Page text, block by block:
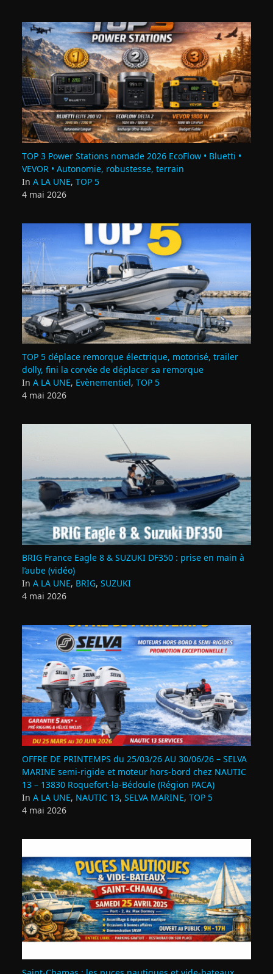
TOP 3 Power Stations nomade 2026 EcoFlow • Bluetti •
VEVOR • Autonomie, robustesse, terrain
In A LA UNE, TOP 5
4 mai 2026
TOP 5 déplace remorque électrique, motorisé, trailer
dolly, fini la corvée de déplacer sa remorque
In A LA UNE, Evènementiel, TOP 5
4 mai 2026
BRIG France Eagle 8 & SUZUKI DF350 : prise en main à
l’aube (vidéo)
In A LA UNE, BRIG, SUZUKI
4 mai 2026
OFFRE DE PRINTEMPS du 25/03/26 AU 30/06/26 – SELVA
MARINE semi-rigide et moteur hors-bord chez NAUTIC
13 – 13830 Roquefort‑la‑Bédoule (Région PACA)
In A LA UNE, NAUTIC 13, SELVA MARINE, TOP 5
4 mai 2026